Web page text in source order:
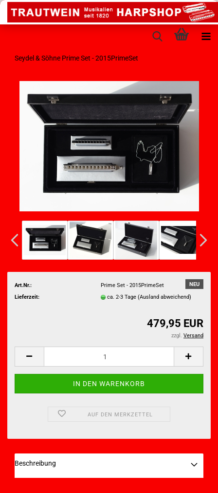
Seydel & Söhne Prime Set - 2015PrimeSet
NEU
Art.Nr.:
Prime Set - 2015PrimeSet
Lieferzeit:
ca. 2-3 Tage (Ausland abweichend)
479,95 EUR
zzgl. Versand
AUF DEN MERKZETTEL
Beschreibung